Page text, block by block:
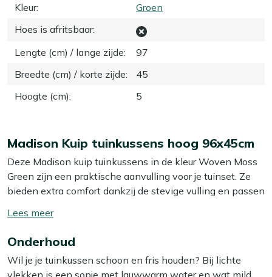
Kleur:
Groen
Hoes is afritsbaar:
Lengte (cm) / lange zijde:
97
Breedte (cm) / korte zijde:
45
Hoogte (cm): 5
Madison Kuip tuinkussens hoog 96x45cm
Deze Madison kuip tuinkussens in de kleur Woven Moss
Green zijn een praktische aanvulling voor je tuinset. Ze
bieden extra comfort dankzij de stevige vulling en passen
een natuurlijke uitstraling toe aan je buitenruimte. Deze
zitten, zodat je zorgeloos kunt genieten van je tijd buiten.
Toon/verberg
meer
Onderhoud
Wil je je tuinkussen schoon en fris houden? Bij lichte
vlekken is een sopje met lauwwarm water en wat mild